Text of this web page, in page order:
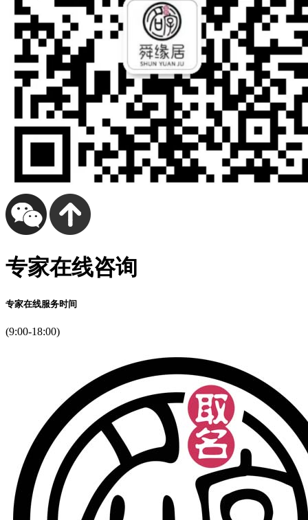
专家在线咨询
专家在线服务时间
(9:00-18:00)